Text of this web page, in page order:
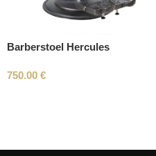
Barberstoel Hercules
750.00 €